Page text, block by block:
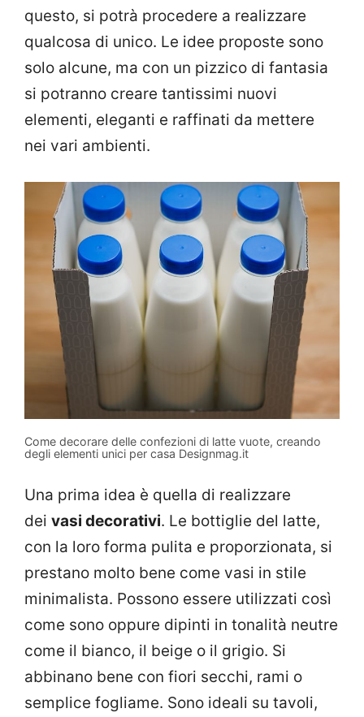
questo, si potrà procedere a realizzare
qualcosa di unico. Le idee proposte sono
solo alcune, ma con un pizzico di fantasia
si potranno creare tantissimi nuovi
elementi, eleganti e raffinati da mettere
nei vari ambienti.
Come decorare delle confezioni di latte vuote, creando
degli elementi unici per casa Designmag.it
Una prima idea è quella di realizzare
dei vasi decorativi. Le bottiglie del latte,
con la loro forma pulita e proporzionata, si
prestano molto bene come vasi in stile
minimalista. Possono essere utilizzati così
come sono oppure dipinti in tonalità neutre
come il bianco, il beige o il grigio. Si
abbinano bene con fiori secchi, rami o
semplice fogliame. Sono ideali su tavoli,